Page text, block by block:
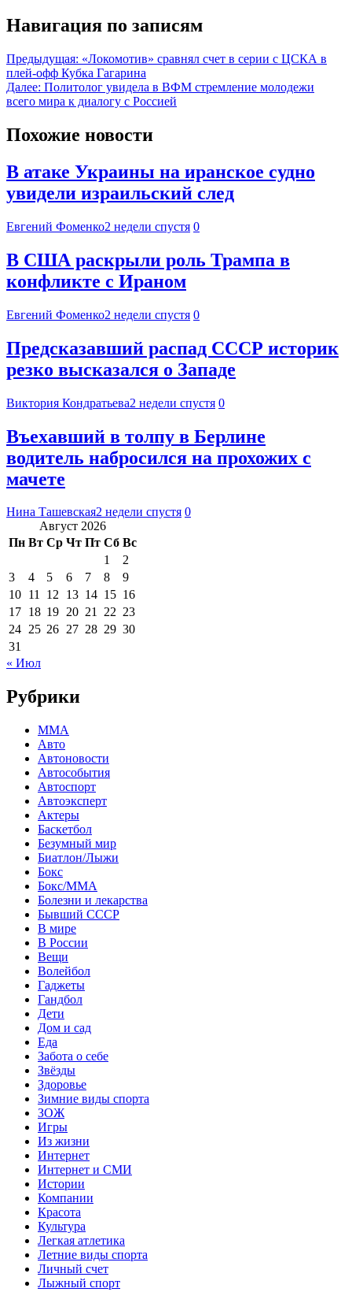
Навигация по записям
Предыдущая: «Локомотив» сравнял счет в серии с ЦСКА в
плей-офф Кубка Гагарина
Далее: Политолог увидела в ВФМ стремление молодежи
всего мира к диалогу с Россией
Похожие новости
В атаке Украины на иранское судно
увидели израильский след
Евгений Фоменко2 недели спустя 0
В США раскрыли роль Трампа в
конфликте с Ираном
Евгений Фоменко2 недели спустя 0
Предсказавший распад СССР историк
резко высказался о Западе
Виктория Кондратьева2 недели спустя 0
Въехавший в толпу в Берлине
водитель набросился на прохожих с
мачете
Нина Ташевская2 недели спустя 0
Август 2026
Пн Вт Ср Чт Пт Сб Вс
1
2
3
4 5 6 7 8
9
10 11 12 13 14 15 16
17 18 19 20 21 22 23
24 25 26 27 28 29 30
31
« Июл
Рубрики
MMA
Авто
Автоновости
Автособытия
Автоспорт
Автоэксперт
Актеры
Баскетбол
Безумный мир
Биатлон/Лыжи
Бокс
Бокс/MMA
Болезни и лекарства
Бывший СССР
В мире
В России
Вещи
Волейбол
Гаджеты
Гандбол
Дети
Дом и сад
Еда
Забота о себе
Звёзды
Здоровье
Зимние виды спорта
ЗОЖ
Игры
Из жизни
Интернет
Интернет и СМИ
Истории
Компании
Красота
Культура
Легкая атлетика
Летние виды спорта
Личный счет
Лыжный спорт